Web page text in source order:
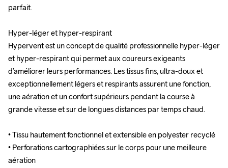
parfait.
Hyper-léger et hyper-respirant
Hypervent est un concept de qualité professionnelle hyper-léger
et hyper-respirant qui permet aux coureurs exigeants
d’améliorer leurs performances. Les tissus fins, ultra-doux et
exceptionnellement légers et respirants assurent une fonction,
une aération et un confort supérieurs pendant la course à
grande vitesse et sur de longues distances par temps chaud.
• Tissu hautement fonctionnel et extensible en polyester recyclé
• Perforations cartographiées sur le corps pour une meilleure
aération
parfait.
Hyper-léger et hyper-respirant
Hypervent est un concept de qualité professionnelle hyper-léger
et hyper-respirant qui permet aux coureurs exigeants
d’améliorer leurs performances. Les tissus fins, ultra-doux et
exceptionnellement légers et respirants assurent une fonction,
une aération et un confort supérieurs pendant la course à
grande vitesse et sur de longues distances par temps chaud.
• Tissu hautement fonctionnel et extensible en polyester recyclé
• Perforations cartographiées sur le corps pour une meilleure
aération